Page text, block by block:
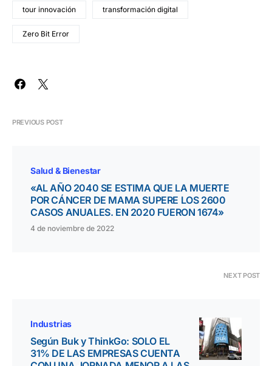
tour innovación transformación digital
Zero Bit Error
PREVIOUS POST
Salud & Bienestar
«AL AÑO 2040 SE ESTIMA QUE LA MUERTE
POR CÁNCER DE MAMA SUPERE LOS 2600
CASOS ANUALES. EN 2020 FUERON 1674»
4 de noviembre de 2022
NEXT POST
Industrias
Según Buk y ThinkGo: SOLO EL
31% DE LAS EMPRESAS CUENTA